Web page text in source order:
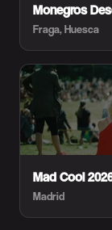
Monegros
Fraga, Huesca
Mad Cool
Madrid